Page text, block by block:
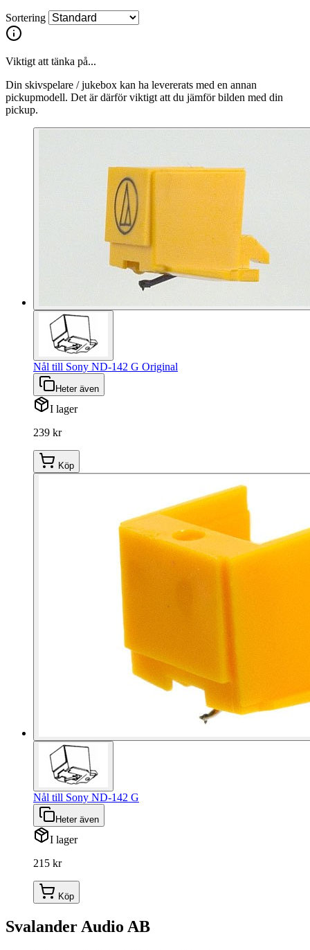
Sortering
Viktigt att tänka på...
Din skivspelare / jukebox kan ha levererats med en annan
pickupmodell. Det är därför viktigt att du jämför bilden med din
pickup.
Nål till Sony ND-142 G Original
Heter även
I lager
239 kr
Köp
Nål till Sony ND-142 G
Heter även
I lager
215 kr
Köp
Svalander Audio AB